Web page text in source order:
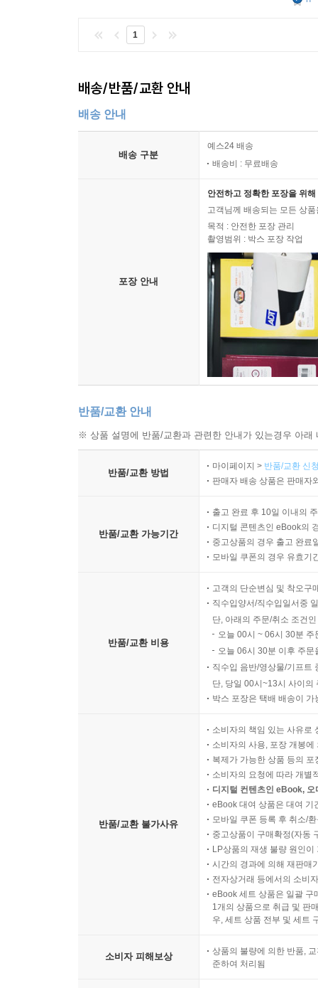
1
배송/반품/교환 안내
배송 안내
배송 구분
예스24 배송
배송비 : 무료배송
포장 안내
안전하고 정확한 포장을 위
고객님께 배송되는 모든 상
목적 : 안전한 포장 관리
촬영범위 : 박스 포장 작업
반품/교환 안내
※ 상품 설명에 반품/교환과 관련한 안내가 있는경우 아
반품/교환 방법
마이페이지 > 반품/교환 신
판매자 배송 상품은 판매자
반품/교환 가능기간
출고 완료 후 10일 이내의
디지털 콘텐츠인 eBook의
중고상품의 경우 출고 완료
모바일 쿠폰의 경우 유효기
반품/교환 비용
고객의 단순변심 및 착오구
직수입양서/직수입일서중
단, 아래의 주문/취소 조건
오늘 00시 ~ 06시 30분
오늘 06시 30분 이후 주
직수입 음반/영상물/기프트
단, 당일 00시~13시 사이의
박스 포장은 택배 배송이
반품/교환 불가사유
소비자의 책임 있는 사유로
소비자의 사용, 포장 개봉
복제가 가능한 상품 등의
소비자의 요청에 따라 개별
디지털 컨텐츠인 eBook,
eBook 대여 상품은 대여 기
모바일 쿠폰 등록 후 취소/
중고상품이 구매확정(자동
LP상품의 재생 불량 원인
시간의 경과에 의해 재판매
전자상거래 등에서의 소비
eBook 세트 상품은 일괄 구
1개의 상품으로 취급 및 판
우, 세트 상품 전부 및 세트
소비자 피해보상
상품의 불량에 의한 반품,
준하여 처리됨